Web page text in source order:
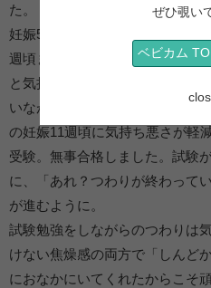
た。
妊娠5週頃より食べづわりが始
週頃までに約3kg体重が増加。
と気持ち悪く、試験日である妊
いながら勉強すると決めて試験
の妊娠11週頃に気持ち悪さが軽
受験。無事合格しました。試験
に、「あれ？つわりが終わって
が進むように。
試験勉強をしながらのつわりは
けない焦燥感の両方で「しんど
におなかにいてくれたからこそ
ぜひ覗い
ベビカム